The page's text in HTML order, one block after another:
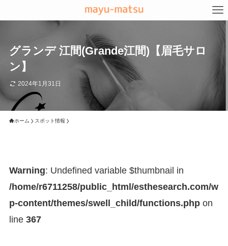
グランデ 江間(Grande江間)【眉毛サロ
ン】
2024年1月31日
ホーム スポット情報
Warning: Undefined variable $thumbnail in
/home/r6711258/public_html/esthesearch.com/w
p-content/themes/swell_child/functions.phpon
line 367